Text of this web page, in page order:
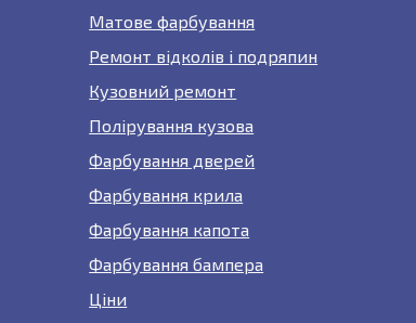
Матове фарбування
Ремонт відколів і подряпин
Кузовний ремонт
Полірування кузова
Фарбування дверей
Фарбування крила
Фарбування капота
Фарбування бампера
Ціни